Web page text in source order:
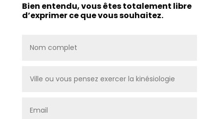
Bien entendu, vous êtes totalement libre
d’exprimer ce que vous souhaitez.